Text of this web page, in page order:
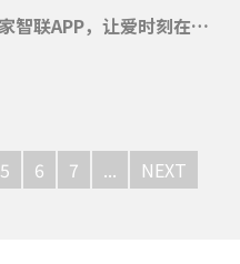
安心守护，从未如此简单！铠家智联APP，让爱时刻在线！
5 6 7 ... NEXT